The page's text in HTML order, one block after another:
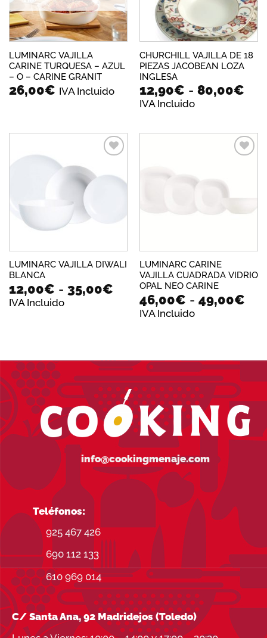
LUMINARC VAJILLA
CARINE TURQUESA – AZUL
– O – CARINE GRANIT
26,00€ IVA Incluido
CHURCHILL VAJILLA DE 18
PIEZAS JACOBEAN LOZA
INGLESA
12,90€ - 80,00€
IVA Incluido
a la
LUMINARC VAJILLA DIWALI
BLANCA
12,00€ - 35,00€Rango
precios:
35,00€
IVA Incluido
LUMINARC CARINE
VAJILLA CUADRADA VIDRIO
OPAL NEO CARINE
46,00€ - 49,00€
IVA Incluido
info@cookingmenaje.com
Teléfonos:
925 467 426
690 112 133
610 969 014
C/ Santa Ana, 92 Madridejos (Toledo)